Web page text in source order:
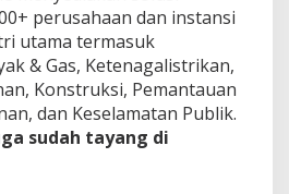
perusahaan dan instansi
utama termasuk
& Gas, Ketenagalistrikan,
Konstruksi, Pemantauan
dan Keselamatan Publik.
sudah tayang di